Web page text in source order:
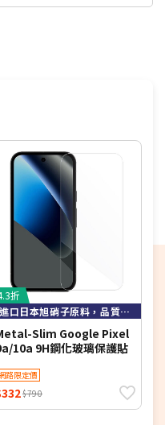
影響您的權益。
/配件/本體包裝完整且可
本體污漬/包裝破損/缺
收10%至30%不等的合理
折
進口日本旭硝子原料，品質保證
Slim Google Pixel
10a 9H鋼化玻璃保護貼
路限定價
$790